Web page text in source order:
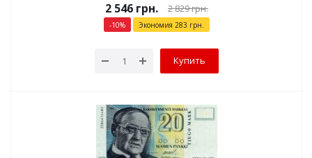
2 546 грн. 2 829грн.
-10% Экономия 283 грн.
Купить